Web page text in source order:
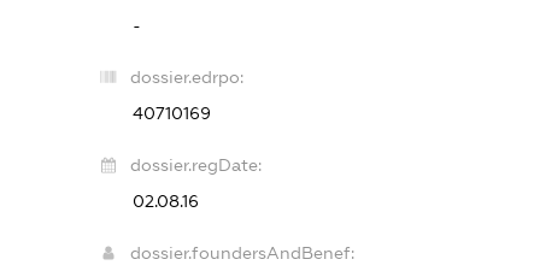
-
dossier.edrpo:
40710169
dossier.regDate:
02.08.16
dossier.foundersAndBenef: